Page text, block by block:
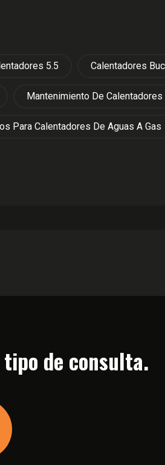
5.5 Calentadores
Mantenimiento De Calentadores
Para Calentadores De Aguas A Gas
de consulta.